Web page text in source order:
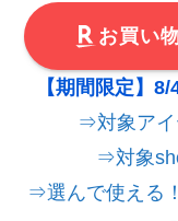
お買い
【期間限定】
⇒対象アイ
⇒対象
⇒選んで使える